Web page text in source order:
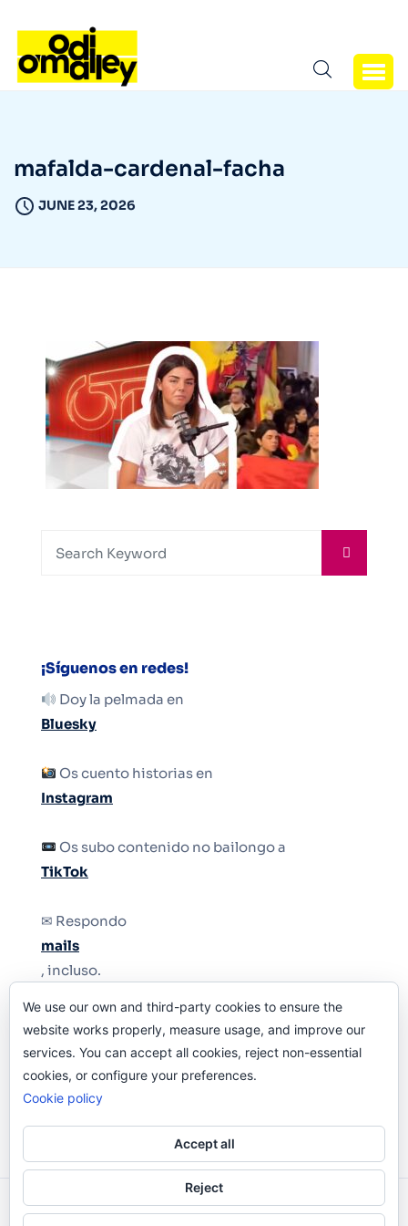
mafalda-cardenal-facha
JUNE 23, 2026
¡Síguenos en redes!
Doy la pelmada en
Bluesky
Os cuento historias en
Instagram
Os subo contenido no bailongo a
TikTok
✉ Respondo
mails
, incluso.
Y si una persona no puede tener teléfono, que
le quiten el teléfono.
Odi O'Malley © 2016-2025. Todos Los Derechos
We use our own and third-party cookies to ensure the
website works properly, measure usage, and improve our
services. You can accept all cookies, reject non-essential
cookies, or configure your preferences.
Cookie policy
Accept all
Reject